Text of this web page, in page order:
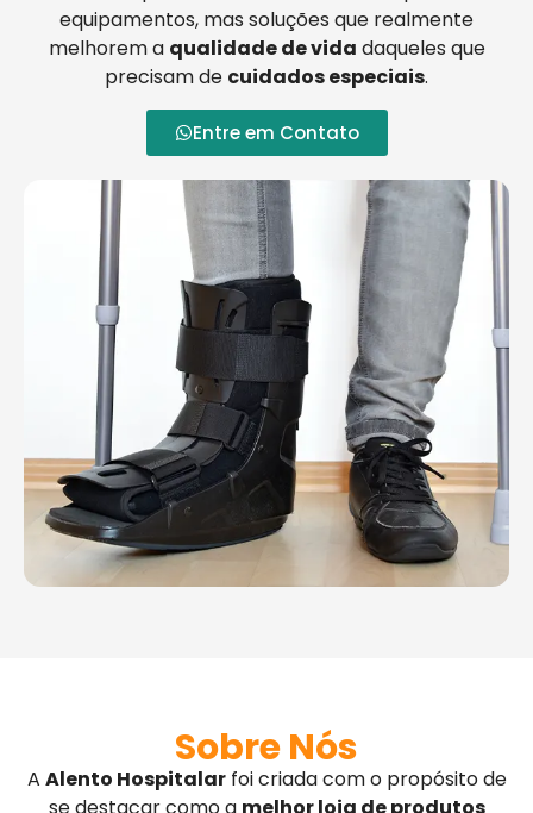
equipamentos, mas soluções que realmente
melhorem a qualidade de vida daqueles que
precisam de cuidados especiais.
Entre em Contato
Sobre Nós
A Alento Hospitalarfoi criada com o propósito de